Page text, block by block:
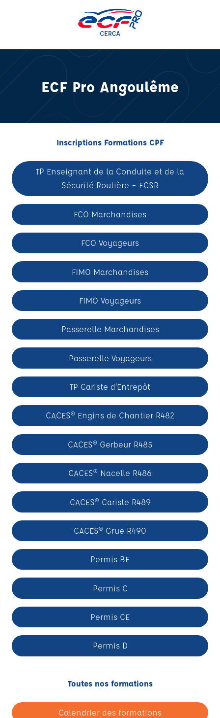
ECF Pro Angoulême
Inscriptions Formations CPF
TP Enseignant de la Conduite et de la
Sécurité Routière – ECSR
FCO Marchandises
FCO Voyageurs
FIMO Marchandises
FIMO Voyageurs
Passerelle Marchandises
Passerelle Voyageurs
TP Cariste d’Entrepôt
CACES® Engins de Chantier R482
CACES® Gerbeur R485
CACES® Nacelle R486
CACES® Cariste R489
CACES® Grue R490
Permis BE
Permis C
Permis CE
Permis D
Toutes nos formations
Calendrier des formations